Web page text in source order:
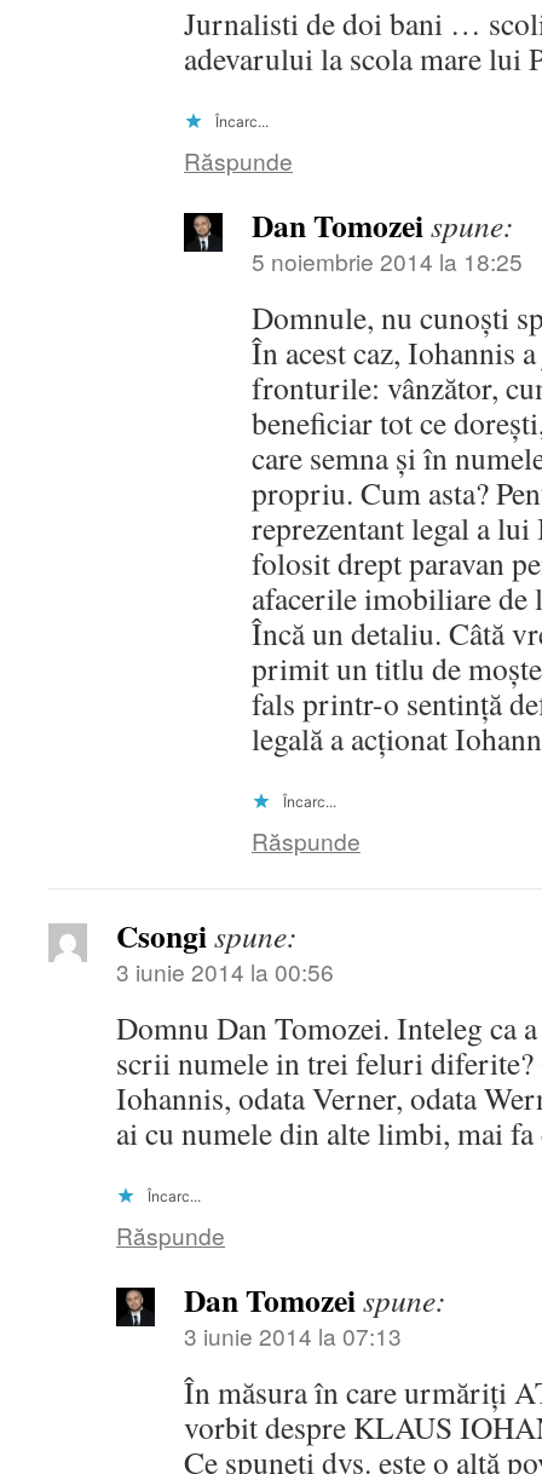
Jurnalisti de doi bani …
adevarului la scola mare lui
Încarc...
Răspunde
Dan Tomozeispune:
5 noiembrie 2014 la 18:25
Domnule, nu cunoşti
În acest caz, Iohannis
fronturile: vânzător,
beneficiar tot ce
care semna şi în
propriu. Cum asta?
reprezentant legal a lui
folosit drept paravan
afacerile imobiliare de
Încă un detaliu. Câtă
primit un titlu de
fals printr-o sentinţă
legală a acţionat
Încarc...
Răspunde
Csongispune:
3 iunie 2014 la 00:56
Domnu Dan Tomozei. Inteleg ca
scrii numele in trei feluri diferite?
Iohannis, odata Verner, odata
ai cu numele din alte limbi, mai fa
Încarc...
Răspunde
Dan Tomozeispune:
3 iunie 2014 la 07:13
În măsura în care urmăriți
vorbit despre KLAUS
Ce spuneți dvs. este o altă